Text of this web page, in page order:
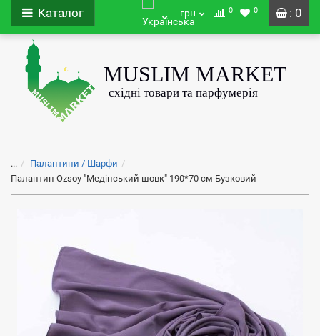
: 0
Каталог грн 0 0
...
Палантини / Шарфи
Палантин Ozsoy "Медінський шовк" 190*70 см Бузковий